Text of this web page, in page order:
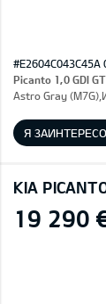
#E2604C043C45A
Picanto 1,0 GDI
Astro Gray
Я
KIA
19 290